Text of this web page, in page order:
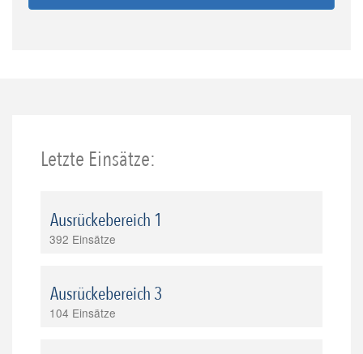
Letzte Einsätze:
Ausrückebereich 1
392 Einsätze
Ausrückebereich 3
104 Einsätze